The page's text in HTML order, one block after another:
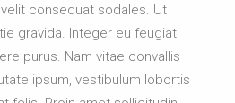
consequat sodales. Ut
gravida. Integer eu feugiat
purus. Nam vitae convallis
ipsum, vestibulum lobortis